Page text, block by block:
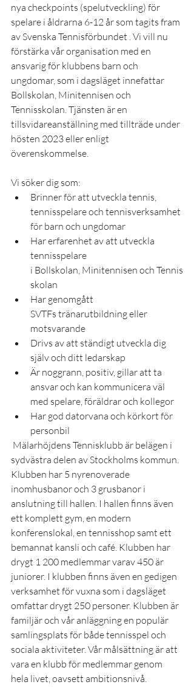
nya checkpoints (spelutveckling) för
spelare i åldrarna 6-12 år som tagits fram
av Svenska Tennisförbundet . Vi vill nu
förstärka vår organisation med en
ansvarig för klubbens barn och
ungdomar, som i dagsläget innefattar
Bollskolan, Minitennisen och
Tennisskolan. Tjänsten är en
tillsvidareanställning med tillträde under
hösten 2023 eller enligt
överenskommelse.
Vi söker dig som:
Brinner för att utveckla tennis,
tennisspelare och tennisverksamhet
för barn och ungdomar
Har erfarenhet av att utveckla
tennisspelare
i Bollskolan, Minitennisen och Tennis
skolan
Har genomgått
SVTFs tränarutbildning eller
motsvarande
Drivs av att ständigt utveckla dig
själv och ditt ledarskap
Är noggrann, positiv, gillar att ta
ansvar och kan kommunicera väl
med spelare, föräldrar och kollegor
Har god datorvana och körkort för
personbil
sydvästra delen av Stockholms kommun.
Klubben har 5 nyrenoverade
inomhusbanor och 3 grusbanor i
anslutning till hallen. I hallen finns även
ett komplett gym, en modern
konferenslokal, en tennisshop samt ett
bemannat kansli och café. Klubben har
drygt 1 200 medlemmar varav 450 är
juniorer. I klubben finns även en gedigen
verksamhet för vuxna som i dagsläget
omfattar drygt 250 personer. Klubben är
familjär och vår anläggning en populär
samlingsplats för både tennisspel och
sociala aktiviteter. Vår målsättning är att
vara en klubb för medlemmar genom
hela livet, oavsett ambitionsnivå.